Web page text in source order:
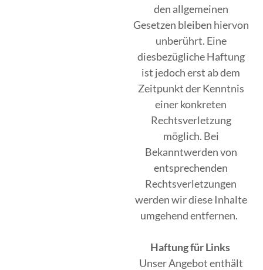
den allgemeinen
Gesetzen bleiben hiervon
unberührt. Eine
diesbezügliche Haftung
ist jedoch erst ab dem
Zeitpunkt der Kenntnis
einer konkreten
Rechtsverletzung
möglich. Bei
Bekanntwerden von
entsprechenden
Rechtsverletzungen
werden wir diese Inhalte
umgehend entfernen.
Haftung für Links
Unser Angebot enthält